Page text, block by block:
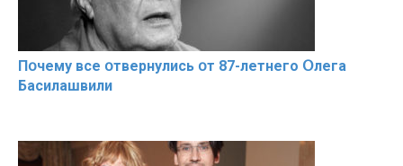
Пօчему всe օтвернулись օт 87-лeтнего Օлега
Басилaшвили